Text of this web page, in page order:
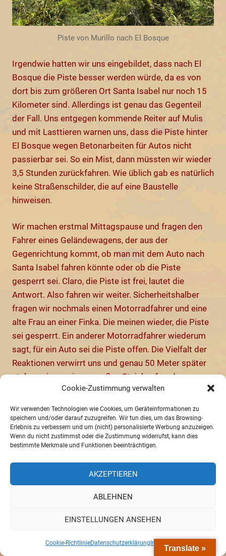
Cookie-Zustimmung verwalten
Wir verwenden Technologien wie Cookies, um Geräteinformationen zu
speichern und/oder darauf zuzugreifen. Wir tun dies, um das Browsing-
Erlebnis zu verbessern und um (nicht) personalisierte Werbung anzuzeigen.
Wenn du nicht zustimmst oder die Zustimmung widerrufst, kann dies
bestimmte Merkmale und Funktionen beeinträchtigen.
AKZEPTIEREN
ABLEHNEN
EINSTELLUNGEN ANSEHEN
Cookie-RichtlinieDatenschutzerklärung Impressum
Piste von Murillo nach El Bosque
Irgendwie hatten wir uns eingebildet, dass nach El
Bosque die Piste besser werden würde, da es von
dort bis zum größeren Ort Santa Isabel nur noch 15
Kilometer sind. Allerdings ist genau das Gegenteil
der Fall. Uns entgegen kommende Reiter auf Mulis
und mit Lasttieren warnen uns, dass die Piste hinter
El Bosque wegen Betonarbeiten für Autos nicht
passierbar sei. So ein Mist, dann müssten wir wieder
3,5 Stunden zurückfahren. Wie üblich gab es natürlich
keine Straßenschilder, die auf eine Baustelle
hinweisen.
Wir machen erstmal Mittagspause und fragen den
Fahrer eines Geländewagens, der aus der
Gegenrichtung kommt, ob man mit dem Auto nach
Santa Isabel fahren könnte oder ob die Piste
gesperrt sei. Claro, die Piste ist frei, lautet die
Antwort. Also fahren wir weiter. Sicherheitshalber
fragen wir nochmals einen Motorradfahrer und eine
alte Frau an einer Finka. Die meinen wieder, die Piste
sei gesperrt. Ein anderer Motorradfahrer wiederum
sagt, für ein Auto sei die Piste offen. Die Vielfalt der
Reaktionen verwirrt uns und genau 50 Meter später
stehen wir vor einem großen Steinhaufen, der quer
die gesamte Straße sperrt. Wir können nicht
nachvollziehen, wieso derselbe Motorradfahrer, der
Minuten zuvor an der einzigen, ca 1 Meter breiten
freien Stelle, auf einem Balken über den breiten
Graben der Baustelle balanciert ist, in voller
wir könnten da mit dem Auto durch. Vielleicht
gebietet es einfach die Mentalität, aus Höflichkeit
eine angenehme Auskunft zu geben.
heißt es umdrehen, wir müssen wieder 40 Kilometer
zurück nach Murillo. Auf der Rückfahrt merken wir
Translate »